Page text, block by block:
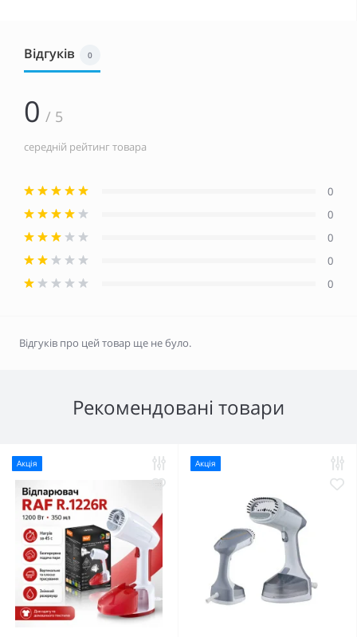
Відгуків 0
0 / 5
середній рейтинг товара
0
0
0
0
0
Відгуків про цей товар ще не було.
Рекомендовані товари
Акція Акція